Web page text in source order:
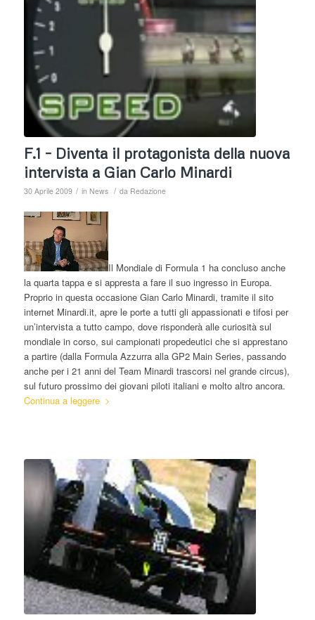
F.1 – Diventa il protagonista della nuova
intervista a Gian Carlo Minardi
30 Aprile 2009 / in News / da Redazione
Il Mondiale di Formula 1 ha concluso anche
la quarta tappa e si appresta a fare il suo ingresso in Europa.
Proprio in questa occasione Gian Carlo Minardi, tramite il sito
internet Minardi.it, apre le porte a tutti gli appassionati e tifosi per
un’intervista a tutto campo, dove risponderà alle curiosità sul
mondiale in corso, sui campionati propedeutici che si apprestano
a partire (dalla Formula Azzurra alla GP2 Main Series, passando
anche per i 21 anni del Team Minardi trascorsi nel grande circus),
sul futuro prossimo dei giovani piloti italiani e molto altro ancora.
Continua a leggere